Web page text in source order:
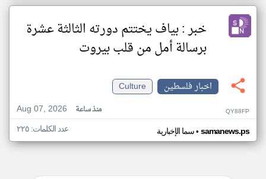
خبر : بياف يختتم دورته الثالثة عشرة
برسالة أمل من قلب بيروت
اخبار فلسطين
Culture
Aug 07, 2026
منذ ساعة QY88FP
سما الإخبارية• samanews.ps عدد الكلمات: ٢٢٥